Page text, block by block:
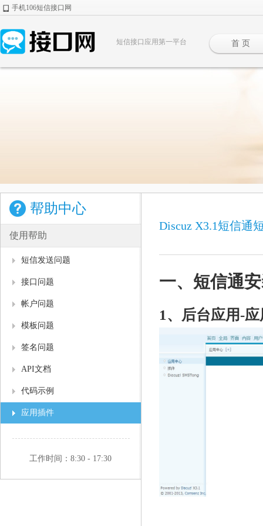
手机106短信接口网
短信接口应用第一平台 首 页
帮助中心
使用帮助
短信发送问题
接口问题
帐户问题
模板问题
签名问题
API文档
代码示例
应用插件
工作时间：8:30 - 17:30
Discuz X3.1短信通
一、短信通
1、后台应用-